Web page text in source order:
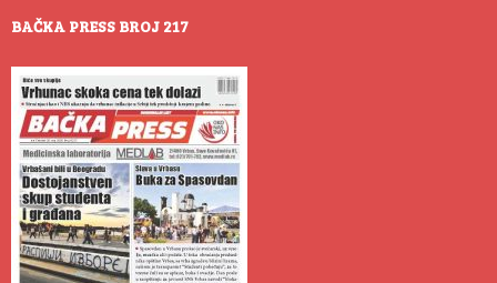
BAČKA PRESS BROJ 217